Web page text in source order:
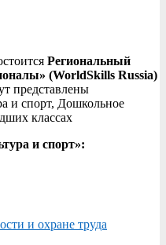
Региональный
(WorldSkills Russia)
представлены
и спорт, Дошкольное
классах
и спорт»:
и охране труда